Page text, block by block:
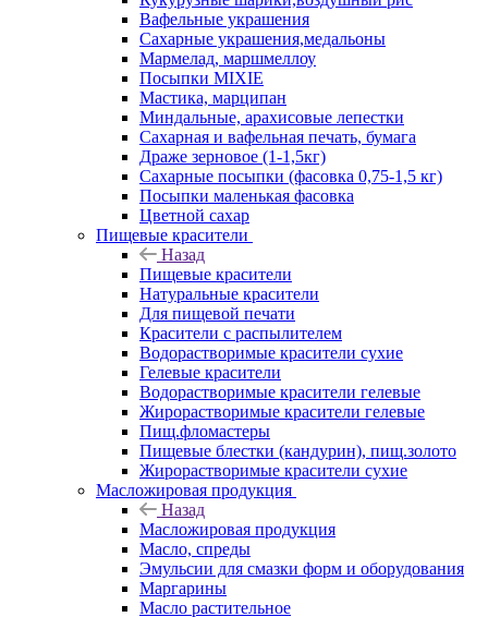
Вафельные украшения
Сахарные украшения,медальоны
Мармелад, маршмеллоу
Посыпки MIXIE
Мастика, марципан
Миндальные, арахисовые лепестки
Сахарная и вафельная печать, бумага
Драже зерновое (1-1,5кг)
Сахарные посыпки (фасовка 0,75-1,5 кг)
Посыпки маленькая фасовка
Цветной сахар
Пищевые красители
Назад
Пищевые красители
Натуральные красители
Для пищевой печати
Красители с распылителем
Водорастворимые красители сухие
Гелевые красители
Водорастворимые красители гелевые
Жирорастворимые красители гелевые
Пищ.фломастеры
Пищевые блестки (кандурин), пищ.золото
Жирорастворимые красители сухие
Масложировая продукция
Назад
Масложировая продукция
Масло, спреды
Эмульсии для смазки форм и оборудования
Маргарины
Масло растительное